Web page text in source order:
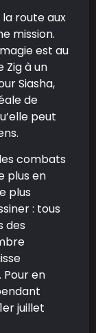
route aux
mission.
est au
Zig à un
Siasha,
de
peut
combats
plus en
plus
: tous
des
Pour en
juillet